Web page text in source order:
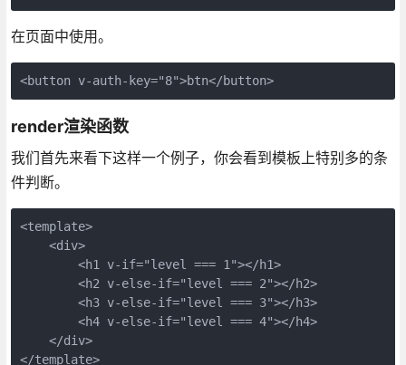
在页面中使用。
<button v-auth-key="8">btn</button>
render渲染函数
我们首先来看下这样一个例子，你会看到模板上特别多的条
件判断。
<template>
    <div>
        <h1 v-if="level === 1"></h1>
        <h2 v-else-if="level === 2"></h2>
        <h3 v-else-if="level === 3"></h3>
        <h4 v-else-if="level === 4"></h4>
    </div>
</template>